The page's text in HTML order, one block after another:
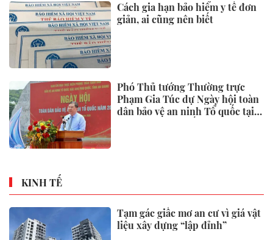
Cách gia hạn bảo hiểm y tế đơn
giản, ai cũng nên biết
Phó Thủ tướng Thường trực
Phạm Gia Túc dự Ngày hội toàn
dân bảo vệ an ninh Tổ quốc tại
KINH TẾ
Tạm gác giấc mơ an cư vì giá vật
liệu xây dựng “lập đỉnh”